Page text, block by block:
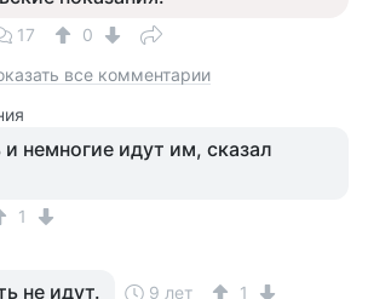
17
0
все комментарии
и немногие идут им, сказал
1
не идут. 9 лет 1